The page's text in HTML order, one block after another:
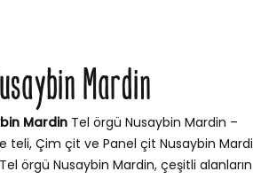
Mardin
Mardin Tel örgü Nusaybin Mardin –
teli, Çim çit ve Panel çit Nusaybin
örgü Nusaybin Mardin, çeşitli alanların